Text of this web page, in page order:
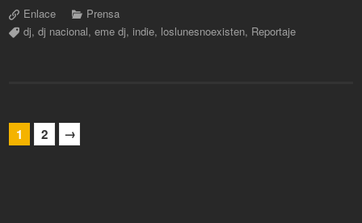
Enlace
Prensa
dj,dj nacional,eme dj,indie, loslunesnoexisten, Reportaje
1 2 →